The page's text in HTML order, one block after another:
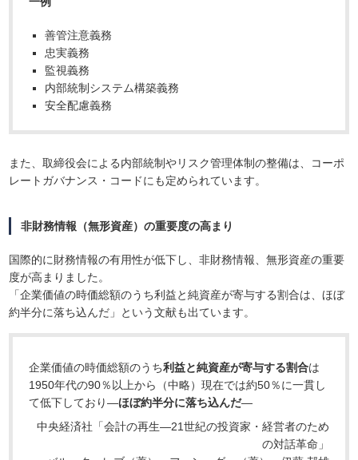
善管注意義務
忠実義務
監視義務
内部統制システム構築義務
安全配慮義務
また、取締役会による内部統制やリスク管理体制の整備は、コーポ
レートガバナンス・コードにも定められています。
非財務情報（無形資産）の重要度の高まり
国際的に財務情報の有用性が低下し、非財務情報、無形資産の重要
度が高まりました。
「企業価値の時価総額のうち利益と純資産が寄与する割合は、ほぼ
約半分に落ち込んだ」という文献も出ています。
企業価値の時価総額のうち利益と純資産が寄与する割合は
1950年代の90％以上から（中略）現在では約50％に一貫し
て低下しており―ほぼ約半分に落ち込んだ―
中央経済社「会計の再生―21世紀の投資家・経営者のため
の対話革命」